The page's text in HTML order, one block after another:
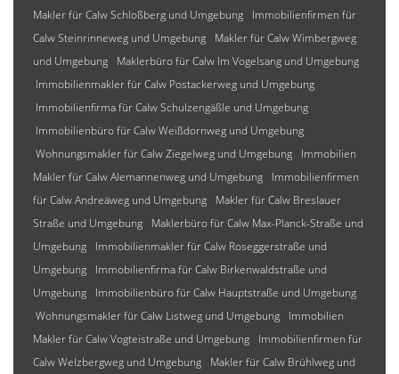
Makler für Calw Schloßberg und Umgebung
Immobilienfirmen für
Calw Steinrinneweg und Umgebung
Makler für Calw Wimbergweg
und Umgebung
Maklerbüro für Calw Im Vogelsang und Umgebung
Immobilienmakler für Calw Postackerweg und Umgebung
Immobilienfirma für Calw Schulzengäßle und Umgebung
Immobilienbüro für Calw Weißdornweg und Umgebung
Wohnungsmakler für Calw Ziegelweg und Umgebung
Immobilien
Makler für Calw Alemannenweg und Umgebung
Immobilienfirmen
für Calw Andreäweg und Umgebung
Makler für Calw Breslauer
Straße und Umgebung
Maklerbüro für Calw Max-Planck-Straße und
Umgebung
Immobilienmakler für Calw Roseggerstraße und
Umgebung
Immobilienfirma für Calw Birkenwaldstraße und
Umgebung
Immobilienbüro für Calw Hauptstraße und Umgebung
Wohnungsmakler für Calw Listweg und Umgebung
Immobilien
Makler für Calw Vogteistraße und Umgebung
Immobilienfirmen für
Calw Welzbergweg und Umgebung
Makler für Calw Brühlweg und